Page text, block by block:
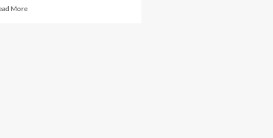
MoreRead